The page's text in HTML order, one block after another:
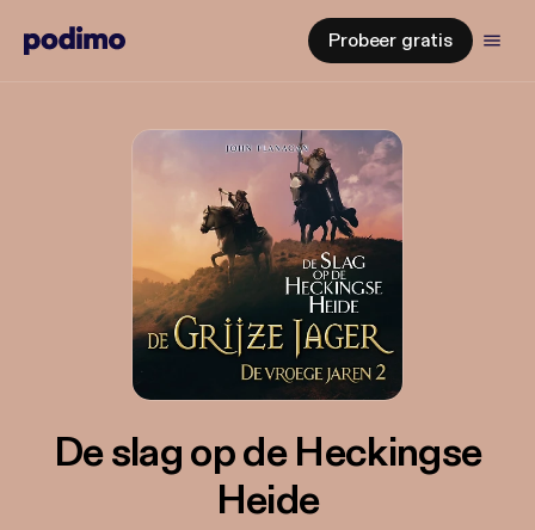
Probeer gratis
De slag op de Heckingse
Heide